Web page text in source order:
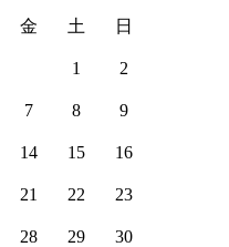
金 土 日
1 2
7 8 9
14 15 16
21 22 23
28 29 30